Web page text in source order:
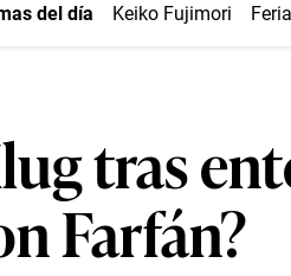
del día Keiko Fujimori
tras
Farfán?